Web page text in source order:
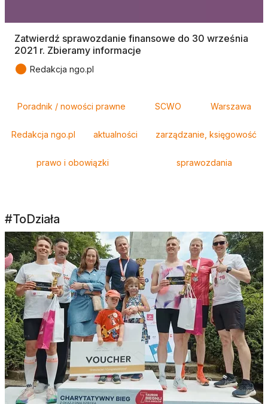
Zatwierdź sprawozdanie finansowe do 30 września
2021 r. Zbieramy informacje
● Redakcja ngo.pl
Poradnik / nowości prawne SCWO Warszawa
Redakcja ngo.pl aktualności zarządzanie, księgowość
prawo i obowiązki sprawozdania
#ToDziała